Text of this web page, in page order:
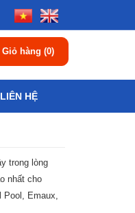
Giỏ hàng (0)
LIÊN HỆ
trong lòng
nhất cho
Pool, Emaux,